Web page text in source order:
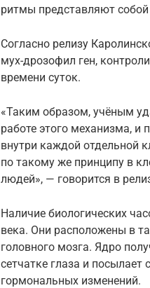
ритмы представляют
Согласно релизу
мух-дрозофил ген,
времени суток.
«Таким образом, учёным
работе этого механизма, и
внутри каждой отдельной
по такому же принципу в
людей», — говорится в
Наличие биологических
века. Они расположены в
головного мозга. Ядро
сетчатке глаза и
гормональных изменений.